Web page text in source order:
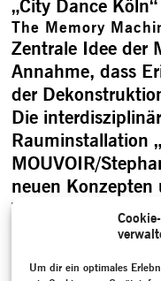
Um dir ein optimales
„City Dance
The Memory
Zentrale Idee der
Annahme, dass
der
Die
Rauminstallation
MOUVOIR/
neuen
Tanzgeschichte
durch